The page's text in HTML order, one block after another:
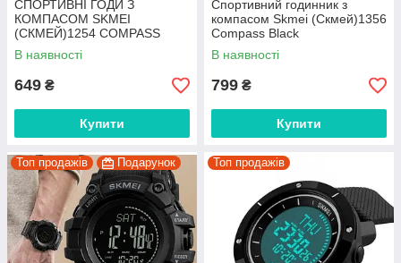
СПОРТИВНІ ГОДИ З
КОМПАСОМ SKMEI
(СКМЕЙ)1254 COMPASS
Green
В наявності
649 ₴
Купити
Cпортивний годинник з
компасом Skmei (Скмей)1356
Compass Black
В наявності
799 ₴
Купити
Топ продажів Подарунок Топ продажів